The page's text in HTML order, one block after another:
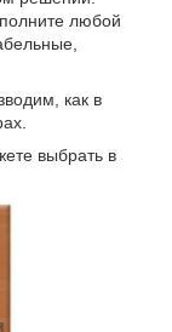
любой
как в
выбрать в